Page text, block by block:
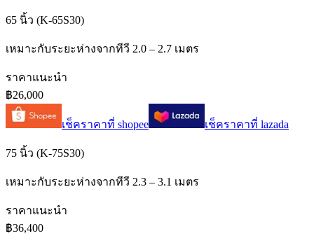
65 นิ้ว (K-65S30)
เหมาะกับระยะห่างจากทีวี 2.0 – 2.7 เมตร
ราคาแนะนำ
฿26,000
เช็คราคาที่ shopee เช็คราคาที่ lazada
75 นิ้ว (K-75S30)
เหมาะกับระยะห่างจากทีวี 2.3 – 3.1 เมตร
ราคาแนะนำ
฿36,400